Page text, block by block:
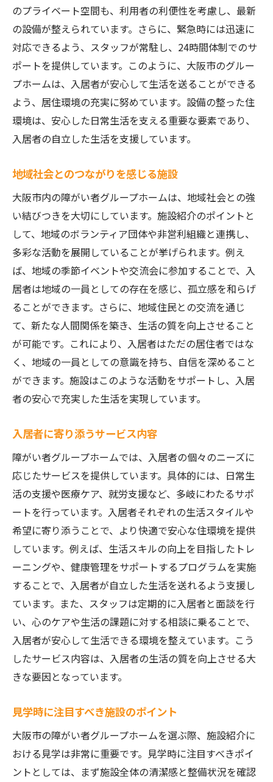
のプライベート空間も、利用者の利便性を考慮し、最新
の設備が整えられています。さらに、緊急時には迅速に
対応できるよう、スタッフが常駐し、24時間体制でのサ
ポートを提供しています。このように、大阪市のグルー
プホームは、入居者が安心して生活を送ることができる
よう、居住環境の充実に努めています。設備の整った住
環境は、安心した日常生活を支える重要な要素であり、
入居者の自立した生活を支援しています。
地域社会とのつながりを感じる施設
大阪市内の障がい者グループホームは、地域社会との強
い結びつきを大切にしています。施設紹介のポイントと
して、地域のボランティア団体や非営利組織と連携し、
多彩な活動を展開していることが挙げられます。例え
ば、地域の季節イベントや交流会に参加することで、入
居者は地域の一員としての存在を感じ、孤立感を和らげ
ることができます。さらに、地域住民との交流を通じ
て、新たな人間関係を築き、生活の質を向上させること
が可能です。これにより、入居者はただの居住者ではな
く、地域の一員としての意識を持ち、自信を深めること
ができます。施設はこのような活動をサポートし、入居
者の安心で充実した生活を実現しています。
入居者に寄り添うサービス内容
障がい者グループホームでは、入居者の個々のニーズに
応じたサービスを提供しています。具体的には、日常生
活の支援や医療ケア、就労支援など、多岐にわたるサポ
ートを行っています。入居者それぞれの生活スタイルや
希望に寄り添うことで、より快適で安心な住環境を提供
しています。例えば、生活スキルの向上を目指したトレ
ーニングや、健康管理をサポートするプログラムを実施
することで、入居者が自立した生活を送れるよう支援し
ています。また、スタッフは定期的に入居者と面談を行
い、心のケアや生活の課題に対する相談に乗ることで、
入居者が安心して生活できる環境を整えています。こう
したサービス内容は、入居者の生活の質を向上させる大
きな要因となっています。
見学時に注目すべき施設のポイント
大阪市の障がい者グループホームを選ぶ際、施設紹介に
おける見学は非常に重要です。見学時に注目すべきポイ
ントとしては、まず施設全体の清潔感と整備状況を確認